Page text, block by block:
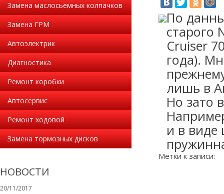
Замена маслосьемных колпачков
Замена ГРМ
Автоэлектрик
Диагностика
Ремонт коробки
Автосервис
Ремонт ходовой
Замена тормозных дисков
НОВОСТИ
20/11/2017
По
старого
Cruiser
года).
лишь в
Но зато
и в виде
Метки к записи: